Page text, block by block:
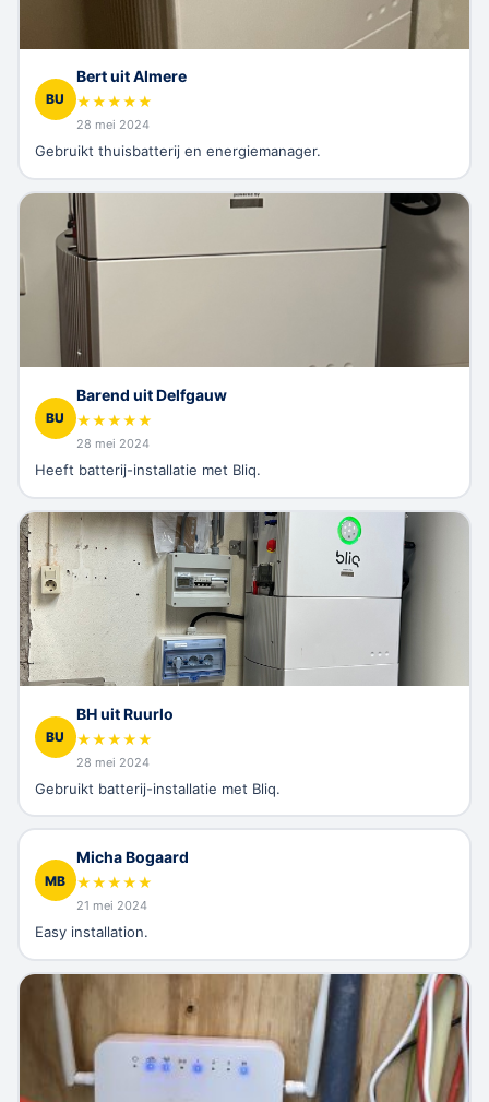
BU
Bert uit Almere
★★★★★
28 mei 2024
Gebruikt thuisbatterij en energiemanager.
BU
Barend uit Delfgauw
★★★★★
28 mei 2024
Heeft batterij-installatie met Bliq.
BU
BH uit Ruurlo
★★★★★
28 mei 2024
Gebruikt batterij-installatie met Bliq.
MB
Micha Bogaard
★★★★★
21 mei 2024
Easy installation.